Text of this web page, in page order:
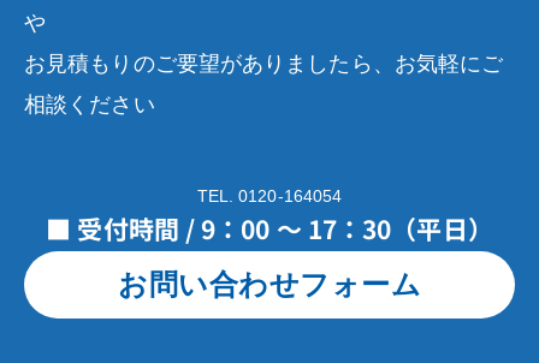
や
お見積もりのご要望がありましたら、お気軽にご
相談ください
TEL. 0120-164054
■ 受付時間 / 9：00 ～ 17：30（平日）
お問い合わせフォーム